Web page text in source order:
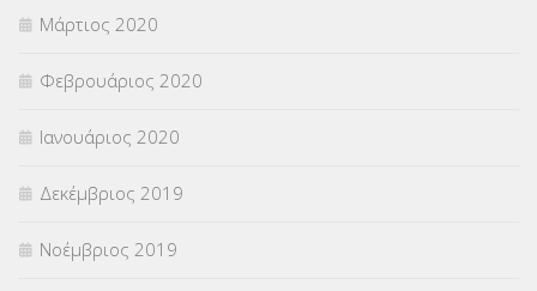
Μάρτιος 2020
Φεβρουάριος 2020
Ιανουάριος 2020
Δεκέμβριος 2019
Νοέμβριος 2019